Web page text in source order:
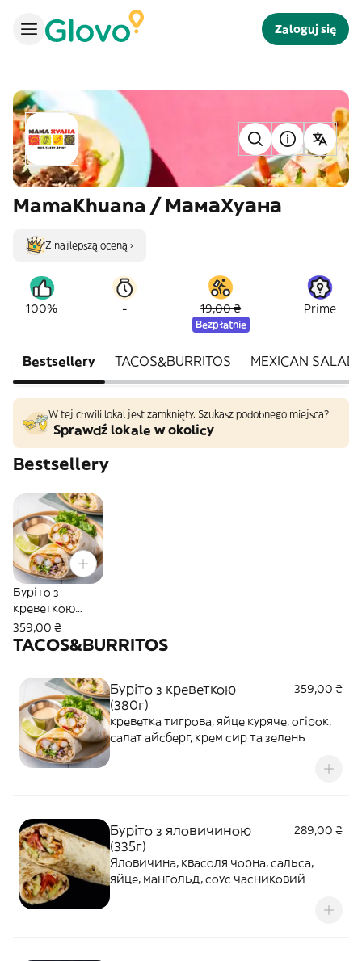
Zaloguj się
MamaKhuana / МамаХуана
Z najlepszą oceną ›
100% - 19,00 ₴
Bezpłatnie
Prime
Bestsellery TACOS&BURRITOS MEXICAN
W tej chwili lokal jest zamknięty. Szukasz podobnego miejsca?
Sprawdź lokale w okolicy
Bestsellery
Буріто з
креветкою
(380г)
359,00 ₴
TACOS&BURRITOS
Буріто з креветкою
(380г)
359,00 ₴
креветка тигрова, яйце куряче, огірок,
салат айсберг, крем сир та зелень
Буріто з яловичиною
(335г)
289,00 ₴
Яловичина, квасоля чорна, сальса,
яйце, мангольд, соус часниковий